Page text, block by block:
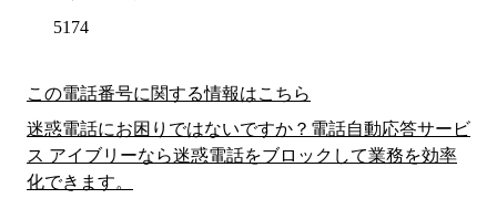
5174
この電話番号に関する情報はこちら
迷惑電話にお困りではないですか？電話自動応答サービ
ス アイブリーなら迷惑電話をブロックして業務を効率
化できます。